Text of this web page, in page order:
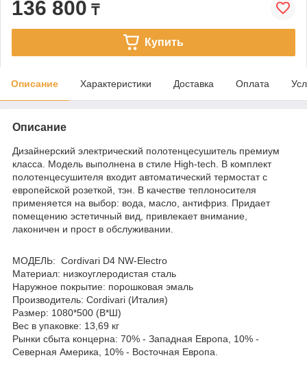
136 800 ₸
Купить
Описание Характеристики Доставка Оплата
Описание
Дизайнерский электрический полотенцесушитель премиум
класса. Модель выполнена в стиле High-tech. В комплект
полотенцесушителя входит автоматический термостат c
европейской розеткой, тэн. В качестве теплоносителя
применяется на выбор: вода, масло, антифриз. Придает
помещению эстетичный вид, привлекает внимание,
лаконичен и прост в обслуживании.
МОДЕЛЬ: Cordivari D4 NW-Electro
Материал: низкоуглеродистая сталь
Наружное покрытие: порошковая эмаль
Производитель: Cordivari (Италия)
Размер: 1080*500 (В*Ш)
Вес в упаковке: 13,69 кг
Рынки сбыта концерна: 70% - Западная Европа, 10% -
Северная Америка, 10% - Восточная Европа.